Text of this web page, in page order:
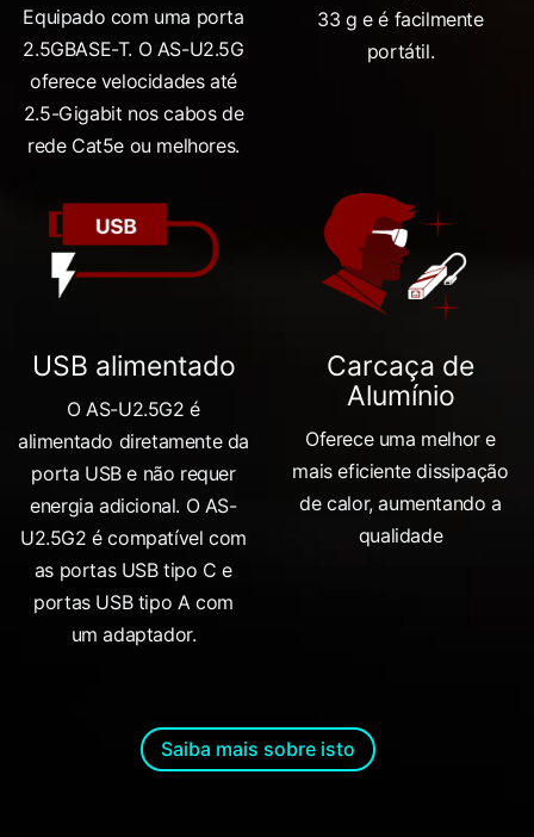
Equipado com uma porta
2.5GBASE-T. O AS-U2.5G
oferece velocidades até
2.5-Gigabit nos cabos de
rede Cat5e ou melhores.
33 g e é facilmente
portátil.
USB alimentado
O AS-U2.5G2 é
alimentado diretamente da
porta USB e não requer
energia adicional. O AS-
U2.5G2 é compatível com
as portas USB tipo C e
portas USB tipo A com
um adaptador.
Carcaça de
Alumínio
Oferece uma melhor e
mais eficiente dissipação
de calor, aumentando a
qualidade
Saiba mais sobre isto